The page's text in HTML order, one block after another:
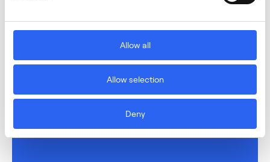
Allow all
Allow selection
Deny